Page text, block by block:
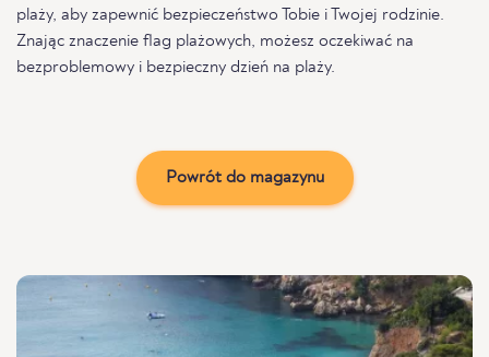
plaży, aby zapewnić bezpieczeństwo Tobie i Twojej rodzinie.
Znając znaczenie flag plażowych, możesz oczekiwać na
bezproblemowy i bezpieczny dzień na plaży.
Powrót do magazynu